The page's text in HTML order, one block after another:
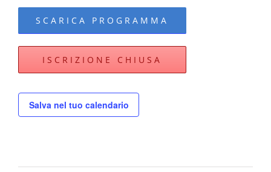
SCARICA PROGRAMMA
ISCRIZIONE CHIUSA
Salva nel tuo calendario